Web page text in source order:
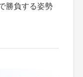
勝負する姿勢